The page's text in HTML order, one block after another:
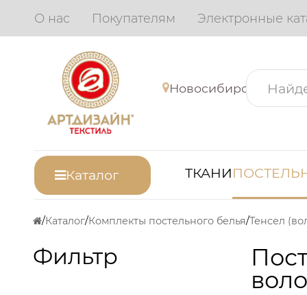
О нас Покупателям Электронные
Новосибирск
Каталог ТКАНИ
Каталог Комплекты постельного белья Тенсел
Фильтр